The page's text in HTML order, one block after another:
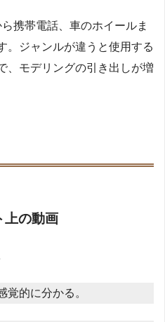
携帯電話、車のホイールま
。ジャンルが違うと使用する
、モデリングの引き出しが増
上の動画
覚的に分かる。